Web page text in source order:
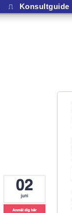
⎍ Konsultguide